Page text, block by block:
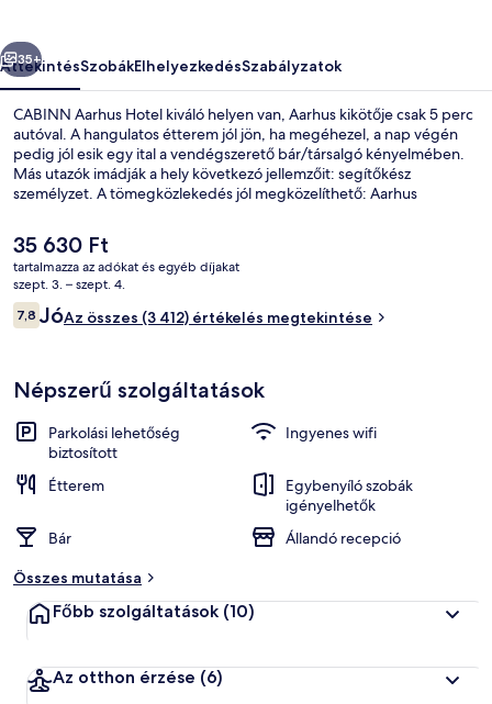
Következő
35+
ÁttekintésSzobákElhelyezkedésSzabályzatok
CABINN Aarhus Hotel kiváló helyen van, Aarhus kikötője csak 5 perc
autóval. A hangulatos étterem jól jön, ha megéhezel, a nap végén
pedig jól esik egy ital a vendégszerető bár/társalgó kényelmében.
Más utazók imádják a hely következó jellemzőit: segítőkész
személyzet. A tömegközlekedés jól megközelíthető: Aarhus
A
jelenlegi
ár
35 630 Ft
35 630 Ft
tartalmazza az adókat és egyéb díjakat
szept. 3. – szept. 4.
Értékelések
7,87,8 ennyiből: 10
JóAz összes (3 412) értékelés megtekintése
Népszerű szolgáltatások
Parkolási lehetőség
biztosított
Ingyenes wifi
Étterem
Egybenyíló szobák
igényelhetők
Bár
Állandó recepció
Összes mutatása
Főbb szolgáltatások (10)
Az otthon érzése (6)